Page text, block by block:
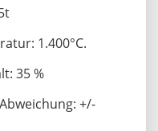
1.400°C.
35 %
+/-